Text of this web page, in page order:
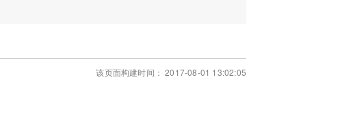
该页面构建时间： 2017-08-01 13:02:05